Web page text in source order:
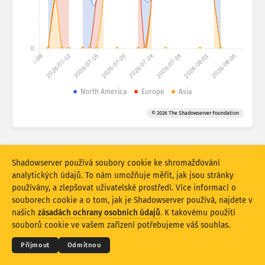
Statistiky útoku: Zařízení
Soubor dat
Seskupit podle
Překrývající se
Stáhnout jako PNG O těchto datech
evropským fondem Nástroj pro propojení Evropy.
2026-07-08 2026-07-122026-07-16 2026-07-20 2026-07-24 2026-07-28 2026-08-012026-08-05
0
North America Europe Asia
© 2026 The Shadowserver Foundation
© 2026THE SHADOWSERVER FOUNDATION
Ochrana osobních údajů a podmínky
Kontaktujte nás
Kredity
Shadowserver používá soubory cookie ke shromažďování
analytických údajů. To nám umožňuje měřit, jak jsou stránky
používány, a zlepšovat uživatelské prostředí. Více informací o
souborech cookie a o tom, jak je Shadowserver používá, najdete v
našich zásadách ochrany osobních údajů. K takovému použití
souborů cookie ve vašem zařízení potřebujeme váš souhlas.
Přijmout Odmítnou